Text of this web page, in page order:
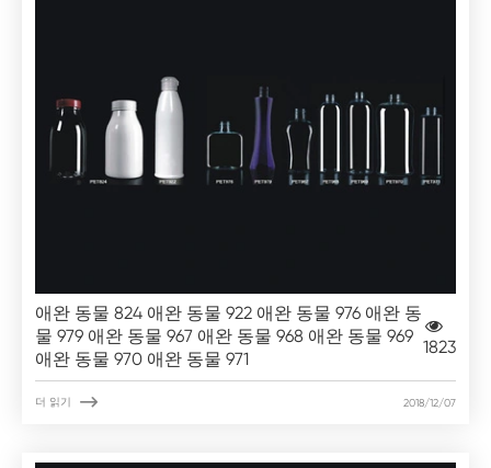
애완 동물 824 애완 동물 922 애완 동물 976 애완 동
물 979 애완 동물 967 애완 동물 968 애완 동물 969
애완 동물 970 애완 동물 971
1823
더 읽기  2018/12/07